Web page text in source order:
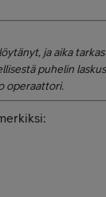
ja aika
puhelin
operaattori.